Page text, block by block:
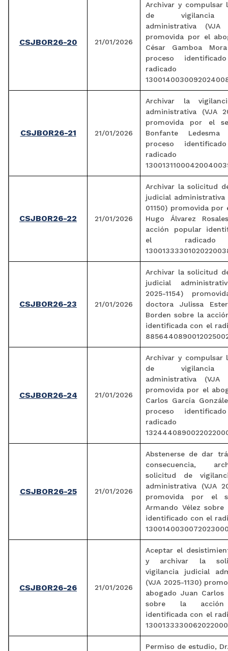
CSJBOR26-20 21/01/2026
Archivar y compulsar
de vigilancia
administrativa (VJA
promovida por el
César Gamboa
proceso
radicado
CSJBOR26-21 21/01/2026
Archivar la
administrativa (VJA
promovida por el
Bonfante
proceso
radicado
CSJBOR26-22 21/01/2026
Archivar la solicitud
judicial administrativa
01150) promovida por
Hugo Álvarez
acción popular
el radicado
CSJBOR26-23 21/01/2026
Archivar la solicitud
judicial
2025-1154)
doctora Julissa
Borden sobre la
identificada con el
CSJBOR26-24 21/01/2026
Archivar y compulsar
de vigilancia
administrativa (VJA
promovida por el
Carlos García
proceso
radicado
CSJBOR26-25 21/01/2026
Abstenerse de dar
consecuencia,
solicitud de
administrativa (VJA
promovida por el
Armando Vélez sobre
identificado con el
CSJBOR26-26 21/01/2026
Aceptar el
y archivar la
vigilancia judicial
(VJA 2025-1130)
abogado Juan Carlos
sobre la acción
identificada con el
Permiso de estudio,